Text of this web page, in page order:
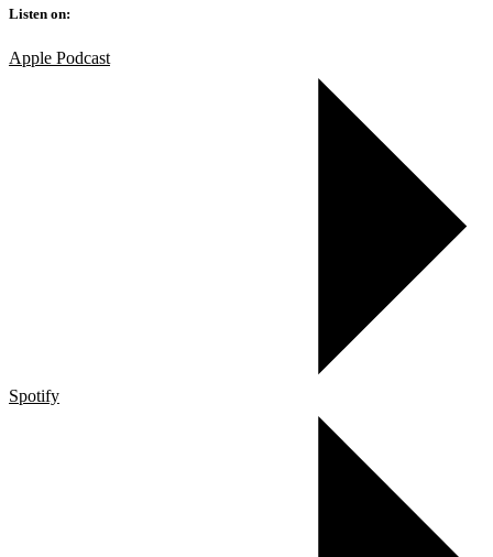
Listen on:
Apple Podcast
Spotify